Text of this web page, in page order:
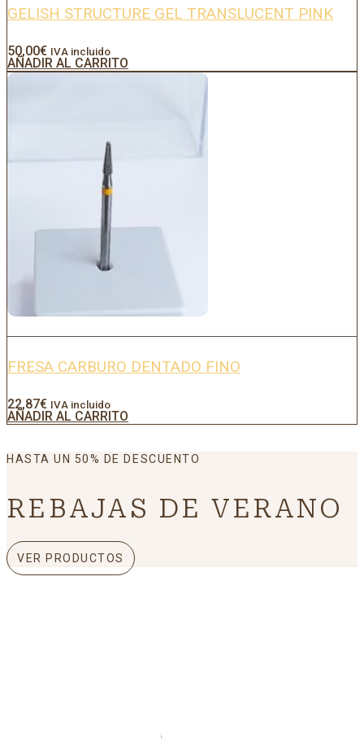
GELISH STRUCTURE GEL TRANSLUCENT PINK
50,00€ IVA incluido
AÑADIR AL CARRITO
FRESA CARBURO DENTADO FINO
22,87€ IVA incluido
AÑADIR AL CARRITO
HASTA UN 50% DE DESCUENTO
REBAJAS DE VERANO
VER PRODUCTOS